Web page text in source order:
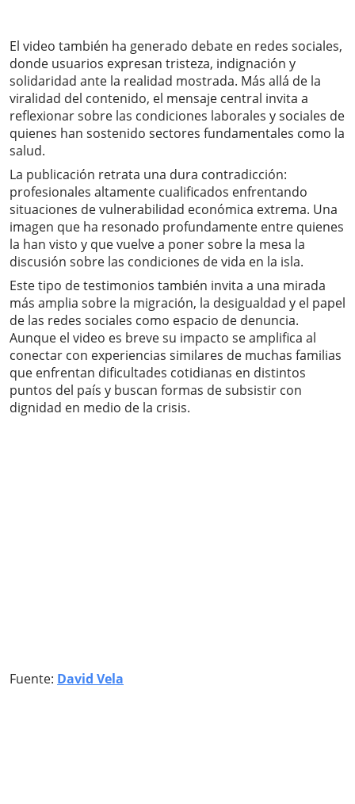
El video también ha generado debate en redes sociales,
donde usuarios expresan tristeza, indignación y
solidaridad ante la realidad mostrada. Más allá de la
viralidad del contenido, el mensaje central invita a
reflexionar sobre las condiciones laborales y sociales de
quienes han sostenido sectores fundamentales como la
salud.
La publicación retrata una dura contradicción:
profesionales altamente cualificados enfrentando
situaciones de vulnerabilidad económica extrema. Una
imagen que ha resonado profundamente entre quienes
la han visto y que vuelve a poner sobre la mesa la
discusión sobre las condiciones de vida en la isla.
Este tipo de testimonios también invita a una mirada
más amplia sobre la migración, la desigualdad y el papel
de las redes sociales como espacio de denuncia.
Aunque el video es breve su impacto se amplifica al
conectar con experiencias similares de muchas familias
que enfrentan dificultades cotidianas en distintos
puntos del país y buscan formas de subsistir con
dignidad en medio de la crisis.
Fuente: David Vela